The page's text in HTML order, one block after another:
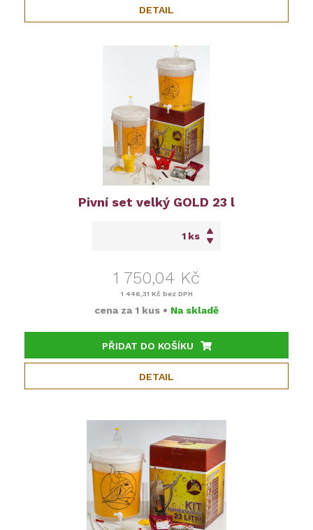
DETAIL
Pivní set velký GOLD 23 l
ks
1 750,04 Kč
1 446,31 Kč bez DPH
cena za 1 kus • Na skladě
PŘIDAT DO KOŠÍKU
DETAIL